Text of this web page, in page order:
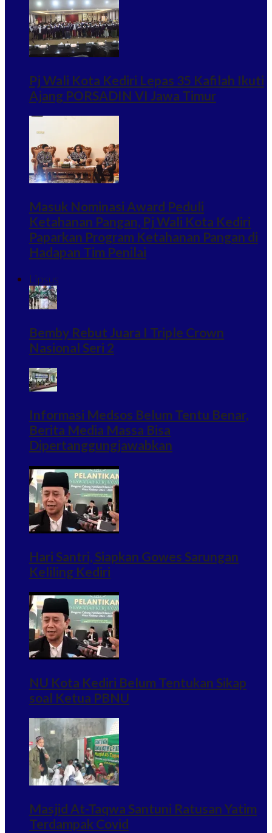
Pj Wali Kota Kediri Lepas 35 Kafilah Ikuti
Ajang PORSADIN VI Jawa Timur
Masuk Nominasi Award Peduli
Ketahanan Pangan, Pj Wali Kota Kediri
Paparkan Program Ketahanan Pangan di
Hadapan Tim Penilai
Lipsus
Bemby Rebut Juara I Triple Crown
Nasional Seri 2
Informasi Medsos Belum Tentu Benar,
Berita Media Massa Bisa
Dipertanggungjawabkan
Hari Santri, Siapkan Gowes Sarungan
Keliling Kediri
NU Kota Kediri Belum Tentukan Sikap
soal Ketua PBNU
Masjid At-Taqwa Santuni Ratusan Yatim
Terdampak Covid